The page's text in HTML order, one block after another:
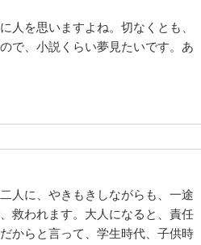
人を思いますよね。切なくとも、
で、小説くらい夢見たいです。あ
人に、やきもきしながらも、一途
救われます。大人になると、責任
からと言って、学生時代、子供時